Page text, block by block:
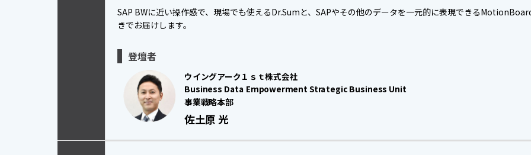
SAP BWに近い操作感で、現場でも使えるDr.Sumと、SAPやその他のデータを一元的に表現できる
きでお届けします。
登壇者
ウイングアーク１ｓｔ株式会社
Business Data Empowerment Strategic Business Unit
事業戦略本部
佐土原 光